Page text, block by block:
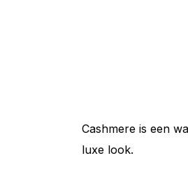
Cashmere is een
luxe look.